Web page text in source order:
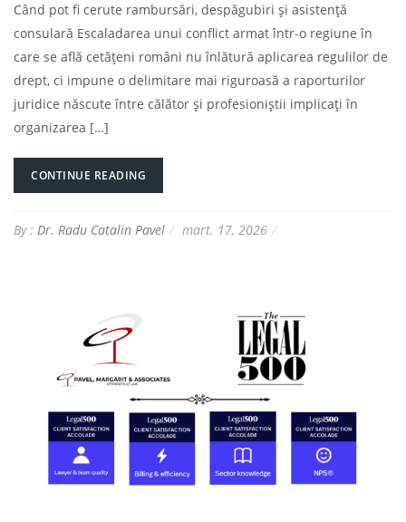
Când pot fi cerute rambursări, despăgubiri și asistență
consulară Escaladarea unui conflict armat într-o regiune în
care se află cetățeni români nu înlătură aplicarea regulilor de
drept, ci impune o delimitare mai riguroasă a raporturilor
juridice născute între călător și profesioniștii implicați în
organizarea […]
CONTINUE READING
By : Dr. Radu Catalin Pavel mart. 17, 2026